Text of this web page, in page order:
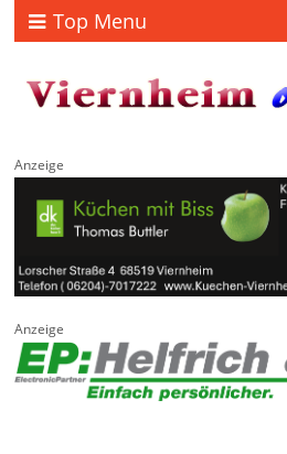
Top Menu
Anzeige
Anzeige